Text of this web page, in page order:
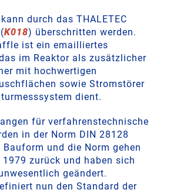
durch das THALETEC
K018) überschritten werden.
ist ein emailliertes
im Reaktor als zusätzlicher
mit hochwertigen
sowie Stromstörer
dient.
für verfahrenstechnische
in der Norm DIN 28128
und die Norm gehen
zurück und haben sich
geändert.
nun den Standard der